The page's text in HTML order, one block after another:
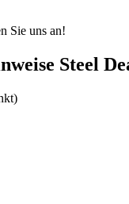
Sie uns an!
Steel